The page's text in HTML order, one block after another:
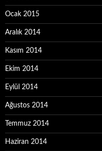
Ocak 2015
Aralık 2014
Kasım 2014
Ekim 2014
Eylül 2014
Ağustos 2014
Temmuz 2014
Haziran 2014